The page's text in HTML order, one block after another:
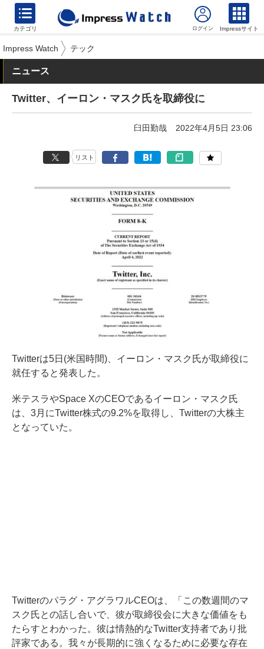
カテゴリ Impressサイト
Impress Watch テック
ニュース
Twitter、イーロン・マスク氏を取締役に
臼田勤哉 2022年4月5日 23:06
リスト
Twitterは5日(米国時間)、イーロン・マスク氏が取締役に
就任すると発表した。
米テスラやSpace XのCEOであるイーロン・マスク氏
は、3月にTwitter株式の9.2%を取得し、Twitterの大株主
となっていた。
Twitterのパラグ・アグラワルCEOは、「この数週間のマ
スク氏との話し合いで、彼が取締役会に大きな価値をも
たらすとわかった。彼は情熱的なTwitter支持者であり批
評家である。我々が長期的に強くなるために必要な存在